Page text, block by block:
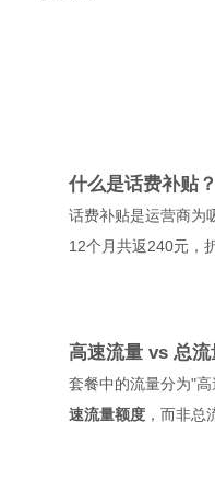
什么是话费补贴？
话费补贴是运营商为
12个月共返240元，
高速流量 vs 总流
套餐中的流量分为"
速流量额度 ，而非总